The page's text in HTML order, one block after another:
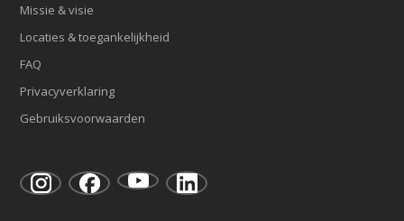
Missie & visie
Locaties & toegankelijkheid
FAQ
Privacyverklaring
Gebruiksvoorwaarden